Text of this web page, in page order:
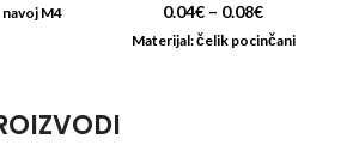
M4
0.04€ – 0.08€
Materijal: čelik pocinčani